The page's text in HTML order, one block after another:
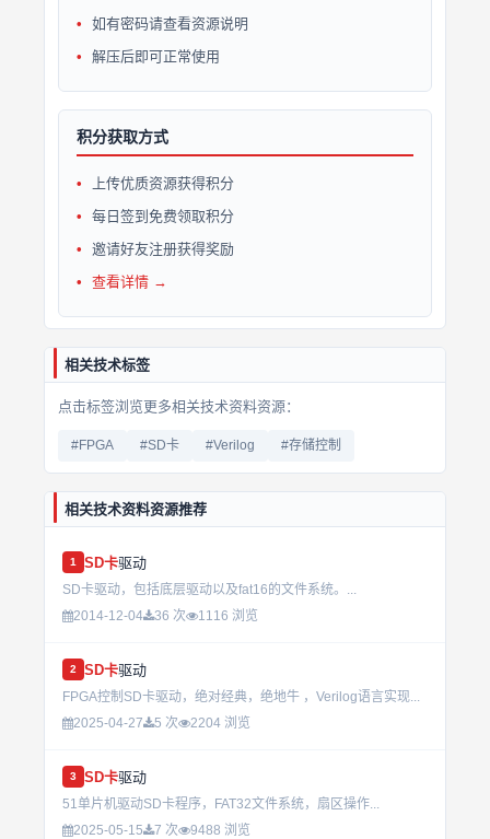
如有密码请查看资源说明
解压后即可正常使用
积分获取方式
上传优质资源获得积分
每日签到免费领取积分
邀请好友注册获得奖励
查看详情 →
相关技术标签
点击标签浏览更多相关技术资料资源：
#FPGA #SD卡 #Verilog #存储控制
相关技术资料资源推荐
1 SD卡驱动
SD卡驱动，包括底层驱动以及fat16的文件系统。...
2014-12-04
36 次 1116 浏览
2 SD卡驱动
FPGA控制SD卡驱动，绝对经典，绝地牛 ，Verilog语言实现...
2025-04-27
5 次 2204 浏览
3 SD卡驱动
51单片机驱动SD卡程序，FAT32文件系统，扇区操作...
2025-05-15
7 次 9488 浏览